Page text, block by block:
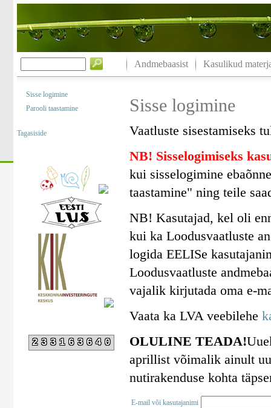
Andmebaasist Kasulikud
Sisse logimine
Parooli taastamine
Tagasiside
233163640
Sisse logimine
Vaatluste sisestamiseks
NB! Sisselogimiseks
kui sisselogimine
taastamine" ning teile
NB! Kasutajad, kel oli
kui ka Loodusvaatluste
logida EELISe
Loodusvaatluste
vajalik kirjutada oma e-
Vaata ka LVA veebilehe
OLULINE TEADA!
aprillist võimalik ainult
nutirakenduse kohta
E-mail või kasutajanimi